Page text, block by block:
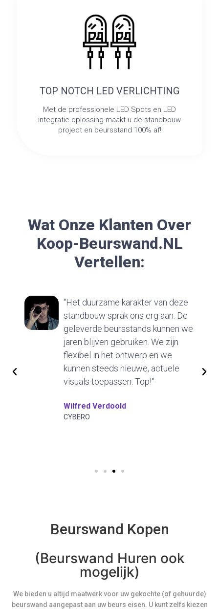
TOP NOTCH LED VERLICHTING
Met de professionele LED Spots en LED
integratie oplossing maakt u de standbouw
project en beursstand 100% af!
Wat Onze Klanten Over
Koop-Beurswand.nL
Vertellen:
"Het duurzame karakter van deze
standbouw sprak ons erg aan. De
geleverde beursstands kunnen we
jaren blijven gebruiken. We zijn
flexibel in het ontwerp en we
kunnen steeds nieuwe, actuele
visuals toepassen. Top!"
Wilfred Verdoold
CYBERO
Beurswand Kopen
(Beurswand Huren ook
mogelijk)
We bieden u altijd maatwerk voor uw gekochte (of gehuurde)
beurswand aangepast aan uw beurs eisen. U kunt zelfs kiezen